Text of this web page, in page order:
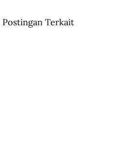
Postingan Terkait